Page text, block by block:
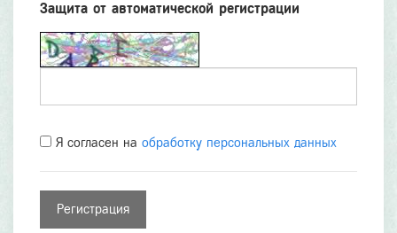
Защита от автоматической регистрации
Я согласен на обработку персональных данных